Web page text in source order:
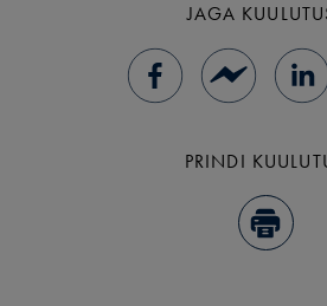
JAGA
PRINDI